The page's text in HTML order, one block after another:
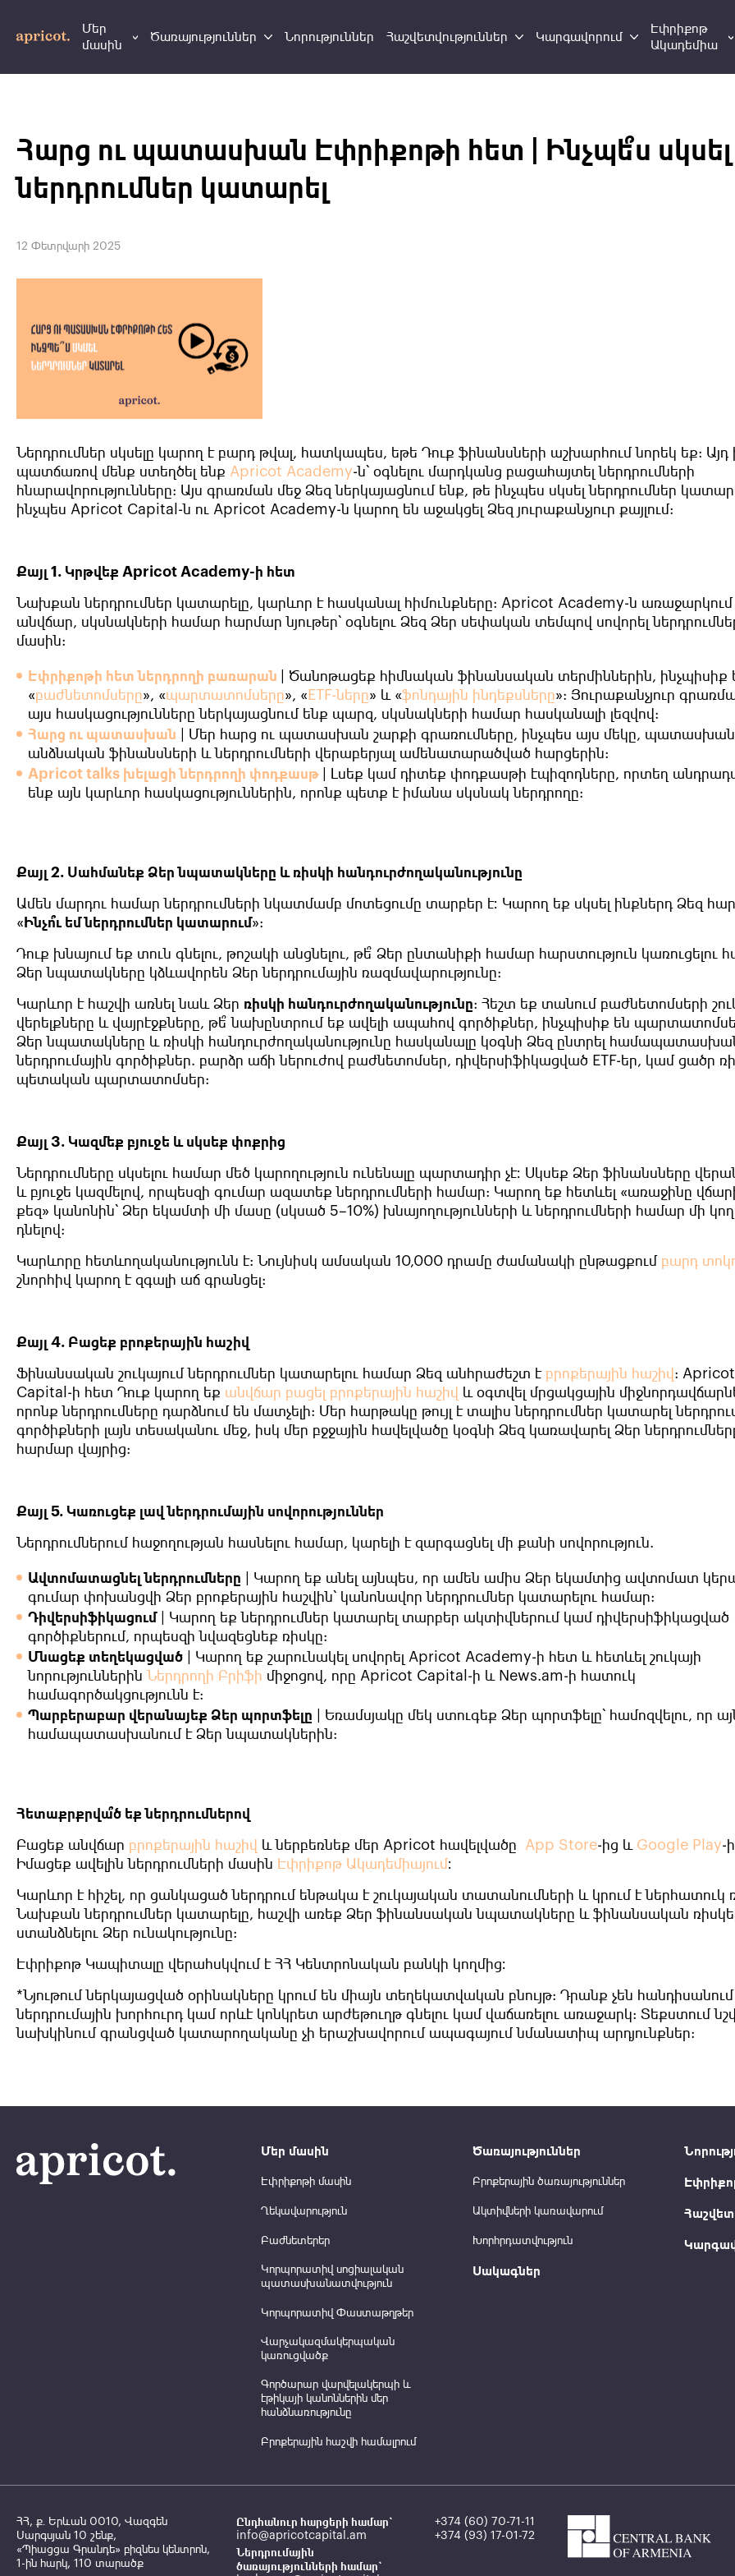
Մեր
մասին
Ծառայություններ Նորություններ Հաշվետվություններ Կարգավորում
Էփրիքոթ
Ակադեմիա
Հարց ու պատասխան Էփրիքոթի հետ | Ինչպե՞ս սկսել
ներդրումներ կատարել
12 Փետրվարի 2025
Ներդրումներ սկսելը կարող է բարդ թվալ, հատկապես, եթե Դուք ֆինանսների աշխարհում նորեկ եք: Այդ
պատճառով մենք ստեղծել ենք Apricot Academy-ն՝ օգնելու մարդկանց բացահայտել ներդրումների
հնարավորությունները: Այս գրառման մեջ Ձեզ ներկայացնում ենք, թե ինչպես սկսել ներդրումներ
ինչպես Apricot Capital -ն ու Apricot Academy-ն կարող են աջակցել Ձեզ յուրաքանչյուր քայլում:
Քայլ 1. Կրթվեք Apricot Academy-ի հետ
Նախքան ներդրումներ կատարելը, կարևոր է հասկանալ հիմունքները: Apricot Academy-ն առաջարկում
անվճար, սկսնակների համար հարմար նյութեր՝ օգնելու Ձեզ Ձեր սեփական տեմպով սովորել
մասին:
Էփրիքոթի հետ ներդրողի բառարան
| Ծանոթացեք հիմնական ֆինանսական տերմիններին, ինչպիսիք
«բաժնետոմսերը», «պարտատոմսերը», « ETF-ները» և «ֆոնդային ինդեքսները»: Յուրաքանչյուր
այս հասկացությունները ներկայացնում ենք պարզ, սկսնակների համար հասկանալի լեզվով:
Հարց ու պատասխան
| Մեր հարց ու պատասխան շարքի գրառումները, ինչպես այս մեկը,
անձնական ֆինանսների և ներդրումների վերաբերյալ ամենատարածված հարցերին:
Apricot talks խելացի ներդրողի փոդքասթ
Լսեք կամ դիտեք փոդքասթի էպիզոդները, որտեղ
ենք այն կարևոր հասկացություններին, որոնք պետք է իմանա սկսնակ ներդրողը:
Քայլ 2. Սահմանեք Ձեր նպատակները և ռիսկի հանդուրժողականությունը
Ամեն մարդու համար ներդրումների նկատմամբ մոտեցումը տարբեր է։ Կարող եք սկսել ինքներդ Ձեզ
« Ինչո՞ւ եմ ներդրումներ կատարում»:
Դուք խնայում եք տուն գնելու, թոշակի անցնելու, թե՞ Ձեր ընտանիքի համար հարստություն կառուցելու
Ձեր նպատակները կձևավորեն Ձեր ներդրումային ռազմավարությունը:
Կարևոր է հաշվի առնել նաև Ձեր ռիսկի հանդուրժողականությունը: Հեշտ եք տանում բաժնետոմսերի
վերելքները և վայրէջքները, թե՞ նախընտրում եք ավելի ապահով գործիքներ, ինչպիսիք են
Ձեր նպատակները և ռիսկի հանդուրժողականությունը հասկանալը կօգնի Ձեզ ընտրել
ներդրումային գործիքներ. բարձր աճի ներուժով բաժնետոմսեր, դիվերսիֆիկացված ETF-եր, կամ ցածր
պետական պարտատոմսեր:
Քայլ 3. Կազմեք բյուջե և սկսեք փոքրից
Ներդրումները սկսելու համար մեծ կարողություն ունենալը պարտադիր չէ։ Սկսեք Ձեր ֆինանսները
և բյուջե կազմելով, որպեսզի գումար ազատեք ներդրումների համար: Կարող եք հետևել «առաջինը
քեզ» կանոնին՝ Ձեր եկամտի մի մասը (սկսած 5–10%) խնայողությունների և ներդրումների համար մի
դնելով:
Կարևորը հետևողականությունն է: Նույնիսկ ամսական 10,000 դրամը ժամանակի ընթացքում բարդ
շնորհիվ կարող է զգալի աճ գրանցել:
Քայլ 4. Բացեք բրոքերային հաշիվ
Ֆինանսական շուկայում ներդրումներ կատարելու համար Ձեզ անհրաժեշտ է բրոքերային հաշիվ : Apricot
Capital -ի հետ Դուք կարող եք անվճար բացել բրոքերային հաշիվ և օգտվել մրցակցային
որոնք ներդրումները դարձնում են մատչելի: Մեր հարթակը թույլ է տալիս ներդրումներ կատարել
գործիքների լայն տեսականու մեջ, իսկ մեր բջջային հավելվածը կօգնի Ձեզ կառավարել Ձեր
հարմար վայրից:
Քայլ 5. Կառուցեք լավ ներդրումային սովորություններ
Ներդրումներում հաջողության հասնելու համար, կարելի է զարգացնել մի քանի սովորություն.
Ավտոմատացնել ներդրումները Կարող եք անել այնպես, որ ամեն ամիս Ձեր եկամտից ավտոմատ
գումար փոխանցվի Ձեր բրոքերային հաշվին՝ կանոնավոր ներդրումներ կատարելու համար:
Դիվերսիֆիկացում
Կարող եք ներդրումներ կատարել տարբեր ակտիվներում կամ դիվերսիֆիկացված
գործիքներում, որպեսզի նվազեցնեք ռիսկը:
Մնացեք տեղեկացված
Կարող եք շարունակել սովորել Apricot Academy-ի հետ և հետևել շուկայի
նորություններին Ներդրողի Բրիֆի միջոցով, որը Apricot Capital -ի և News.am-ի հատուկ
համագործակցությունն է:
Պարբերաբար վերանայեք Ձեր պորտֆելը
Եռամսյակը մեկ ստուգեք Ձեր պորտֆելը՝ համոզվելու, որ
համապատասխանում է Ձեր նպատակներին:
Հետաքրքրվա՞ծ եք ներդրումներով
Բացեք անվճար բրոքերային հաշիվ և ներբեռնեք մեր Apricot հավելվածը App Store-ից և Google Play-
Իմացեք ավելին ներդրումների մասին Էփրիքոթ Ակադեմիայում։
Կարևոր է հիշել, որ ցանկացած ներդրում ենթակա է շուկայական տատանումների և կրում է ներհատուկ
Նախքան ներդրումներ կատարելը, հաշվի առեք Ձեր ֆինանսական նպատակները և ֆինանսական
ստանձնելու Ձեր ունակությունը:
Էփրիքոթ Կապիտալը վերահսկվում է ՀՀ Կենտրոնական բանկի կողմից։
*Նյութում ներկայացված օրինակները կրում են միայն տեղեկատվական բնույթ: Դրանք չեն հանդիսանում
ներդրումային խորհուրդ կամ որևէ կոնկրետ արժեթուղթ գնելու կամ վաճառելու առաջարկ: Տեքստում
նախկինում գրանցված կատարողականը չի երաշխավորում ապագայում նմանատիպ արդյունքներ:
Մեր մասին
Էփրիքոթի մասին
Ղեկավարություն
Բաժնետերեր
Կորպորատիվ սոցիալական
պատասխանատվություն
Կորպորատիվ Փաստաթղթեր
Վարչակազմակերպական
կառուցվածք
Գործարար վարվելակերպի և
էթիկայի կանոններին մեր
հանձնառությունը
Բրոքերային հաշվի համալրում
Ծառայություններ
Բրոքերային ծառայություններ
Ակտիվների կառավարում
Խորհրդատվություն
Սակագներ
ՀՀ, ք․ Երևան 0010, Վազգեն
Սարգսյան 10 շենք,
«Պիացցա Գրանդե» բիզնես կենտրոն,
1-ին հարկ, 110 տարածք
Ընդհանուր հարցերի համար`
info@apricotcapital.am
Ներդրումային
ծառայությունների համար`
+374 (60) 70-71-11
+374 (93) 17-01-72